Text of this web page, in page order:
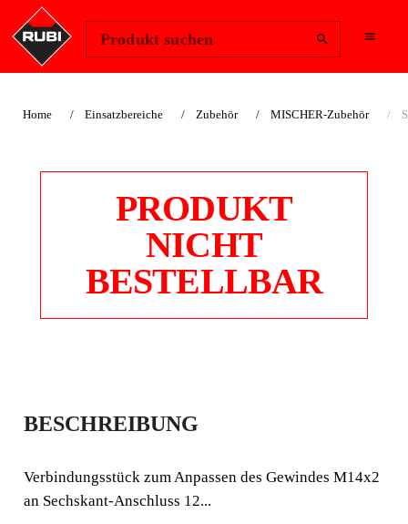
Produkt suchen
Home Einsatzbereiche Zubehör MISCHER-Zubehör
PRODUKT
NICHT
BESTELLBAR
SECHSECKIG/M14
ADAPTER
Verbindungsstück zum Anpassen des Gewindes M14x2
an Sechskant-Anschluss 12 mm. Blisterverpackung.
BESCHREIBUNG
Verbindungsstück zum Anpassen des Gewindes M14x2
an Sechskant-Anschluss 12...